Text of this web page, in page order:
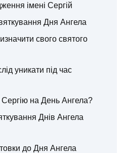
імені Сергій
Дня Ангела
свого святого
уникати під час
на День Ангела?
Днів Ангела
до Дня Ангела